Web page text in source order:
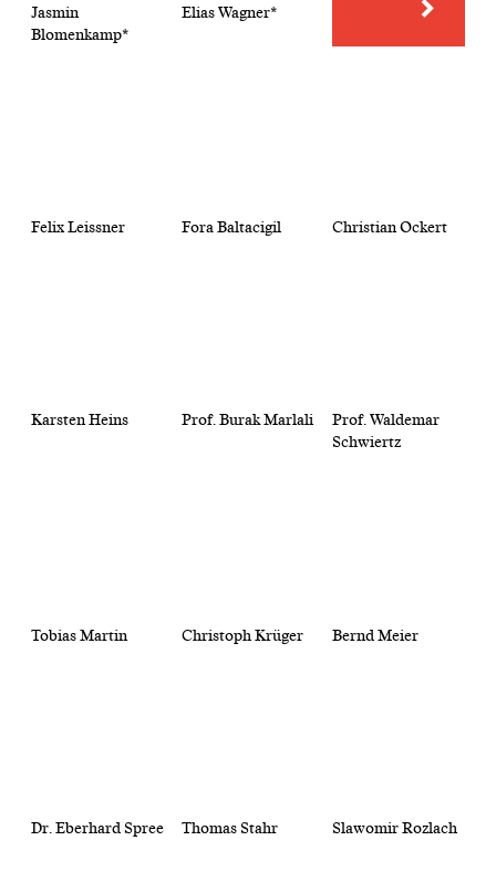
Jasmin
Blomenkamp*
Elias Wagner*
Felix Leissner Fora Baltacigil Christian Ockert
Karsten Heins Prof. Burak Marlali
Prof. Waldemar
Schwiertz
Tobias Martin Christoph Krüger Bernd Meier
Dr. Eberhard Spree Thomas Stahr Slawomir Rozlach